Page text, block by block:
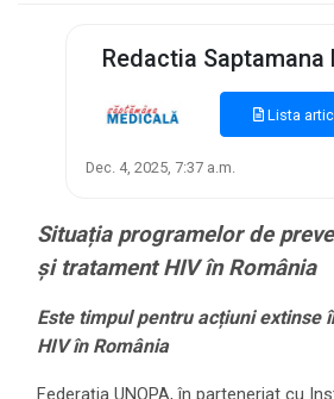
Redactia Saptamana
Lista
Dec. 4, 2025, 7:37 a.m.
Situația programelor de
și tratament HIV în România
Este timpul pentru acțiuni extinse
HIV în România
Federația UNOPA, în parteneriat cu